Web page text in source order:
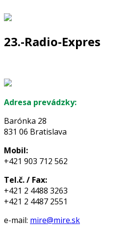
23.-Radio-Expres
Adresa prevádzky:
Barónka 28
831 06 Bratislava
Mobil:
+421 903 712 562
Tel.č. / Fax:
+421 2 4488 3263
+421 2 4487 2551
e-mail: mire@mire.sk